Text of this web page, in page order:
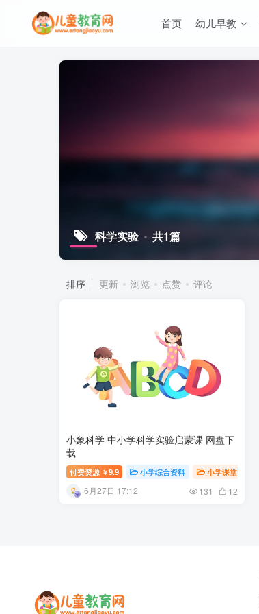
首页 幼儿早教
科学实验 共1篇
排序 更新 浏览 点赞 评论
小象科学 中小学科学实验启蒙课 网盘下
载
付费资源 ￥9.9 小学综合资料 小学课堂
6月27日 17:12 131 12